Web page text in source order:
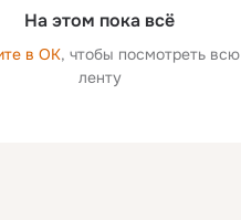
На этом пока всё
в ОК, чтобы посмотреть всю
ленту